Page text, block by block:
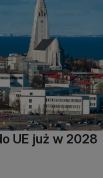
UE już w 2028